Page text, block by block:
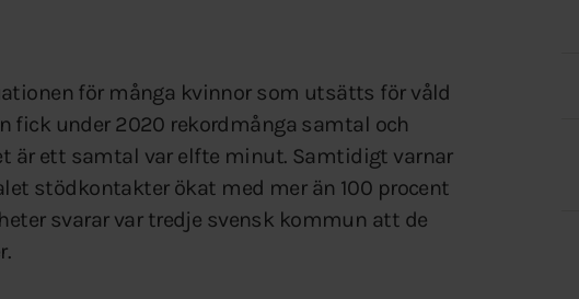
för många kvinnor som utsätts för våld
fick under 2020 rekordmånga samtal och
är ett samtal var elfte minut. Samtidigt varnar
stödkontakter ökat med mer än 100 procent
svarar var tredje svensk kommun att de